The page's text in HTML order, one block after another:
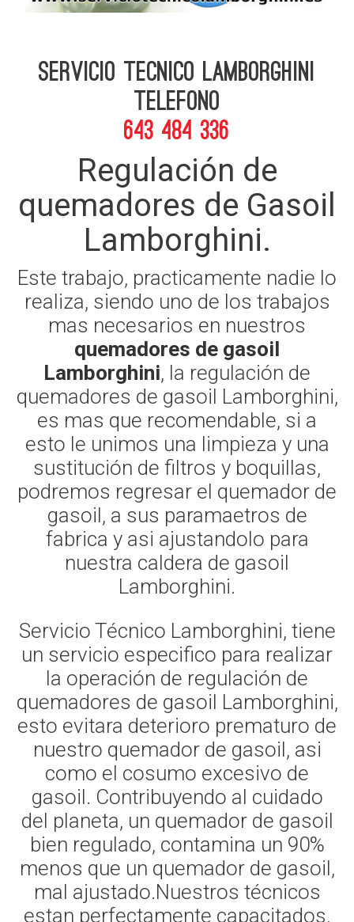
Servicio Tecnico Lamborghini
telefono
643 484 336
Regulación de
quemadores de Gasoil
Lamborghini.
Este trabajo, practicamente nadie lo
realiza, siendo uno de los trabajos
mas necesarios en nuestros
quemadores de gasoil
Lamborghini, la regulación de
quemadores de gasoil Lamborghini,
es mas que recomendable, si a
esto le unimos una limpieza y una
sustitución de filtros y boquillas,
podremos regresar el quemador de
gasoil, a sus paramaetros de
fabrica y asi ajustandolo para
nuestra caldera de gasoil
Lamborghini.
Servicio Técnico Lamborghini, tiene
un servicio especifico para realizar
la operación de regulación de
quemadores de gasoil Lamborghini,
esto evitara deterioro prematuro de
nuestro quemador de gasoil, asi
como el cosumo excesivo de
gasoil. Contribuyendo al cuidado
del planeta, un quemador de gasoil
bien regulado, contamina un 90%
menos que un quemador de gasoil,
mal ajustado.Nuestros técnicos
estan perfectamente capacitados,